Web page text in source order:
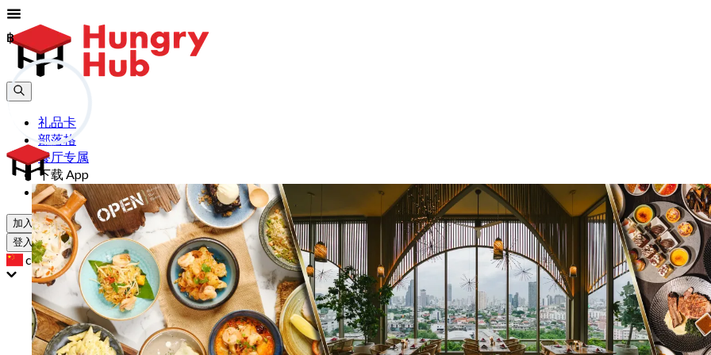
礼品卡
部落格
餐厅专属
下载 App
帮助
加入
登入
cn
฿
฿